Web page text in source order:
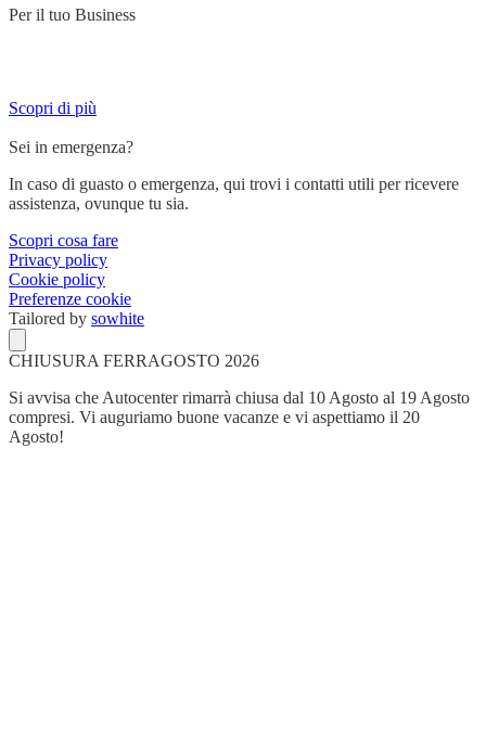
Per il tuo Business
Scopri di più
Sei in emergenza?
In caso di guasto o emergenza, qui trovi i contatti utili per ricevere
assistenza, ovunque tu sia.
Scopri cosa fare
Privacy policy
Cookie policy
Preferenze cookie
Tailored by sowhite
CHIUSURA FERRAGOSTO 2026
Si avvisa che Autocenter rimarrà chiusa dal 10 Agosto al 19 Agosto
compresi. Vi auguriamo buone vacanze e vi aspettiamo il 20
Agosto!